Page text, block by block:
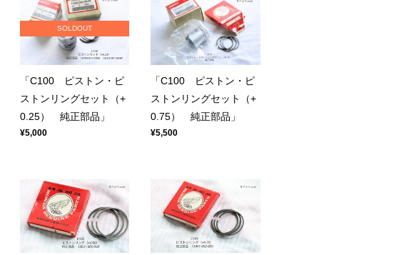
SOLDOUT
「C100 ピストン・ピ
ストンリングセット（+
0.25） 純正部品」
¥5,000
「C100 ピストン・ピ
ストンリングセット（+
0.75） 純正部品」
¥5,500